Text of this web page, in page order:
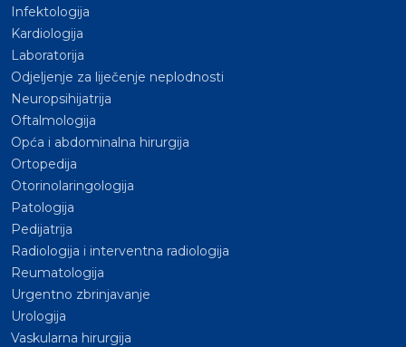
Infektologija
Kardiologija
Laboratorija
Odjeljenje za liječenje neplodnosti
Neuropsihijatrija
Oftalmologija
Opća i abdominalna hirurgija
Ortopedija
Otorinolaringologija
Patologija
Pedijatrija
Radiologija i interventna radiologija
Reumatologija
Urgentno zbrinjavanje
Urologija
Vaskularna hirurgija